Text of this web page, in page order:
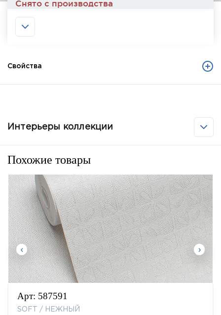
Снято с производства
Свойства
Интерьеры коллекции
Похожие товары
Арт: 587591
SOFT / НЕЖНЫЙ